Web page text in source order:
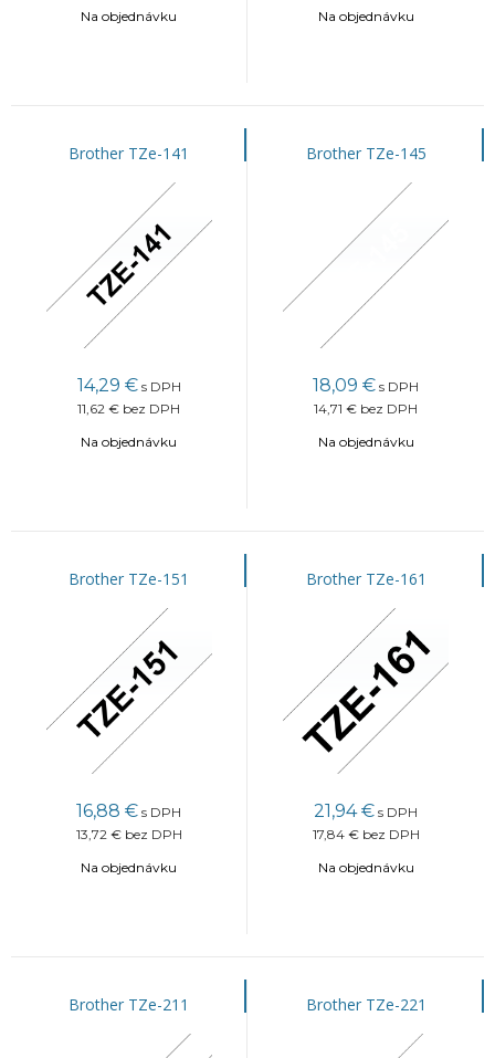
Na objednávku
Na objednávku
Brother TZe-141
14,29 € s DPH
11,62 € bez DPH
Na objednávku
Brother TZe-145
18,09 € s DPH
14,71 € bez DPH
Na objednávku
Brother TZe-151
16,88 € s DPH
13,72 € bez DPH
Na objednávku
Brother TZe-161
21,94 € s DPH
17,84 € bez DPH
Na objednávku
Brother TZe-211 Brother TZe-221